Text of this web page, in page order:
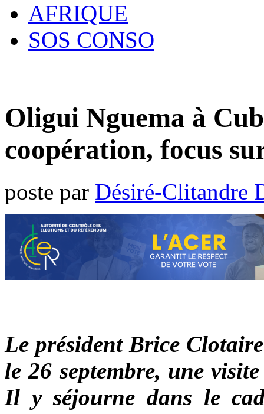
AFRIQUE
SOS CONSO
Oligui Nguema à
coopération, focus
poste par Désiré-Clitandre
Le président Brice
le 26 septembre, une
Il y séjourne dans le